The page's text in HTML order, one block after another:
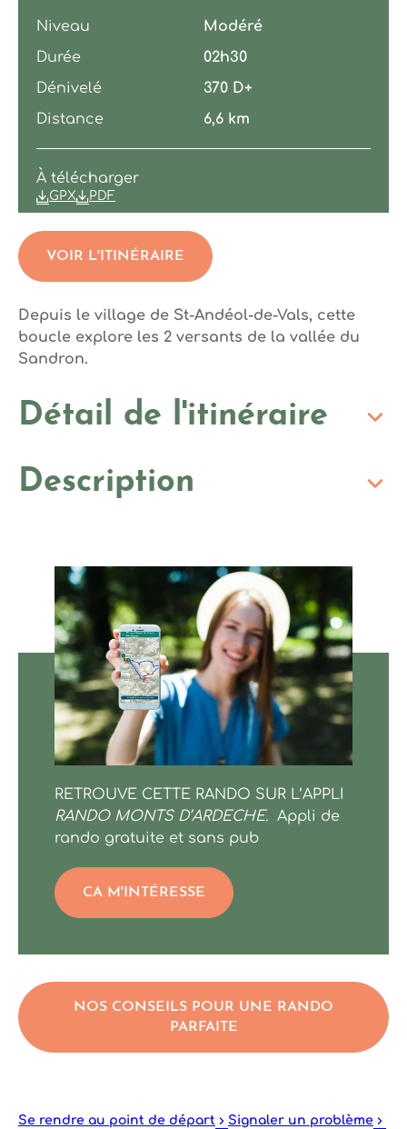
Depuis le village de St-Andéol-de-Vals, cette
boucle explore les 2 versants de la vallée du
Sandron.
Détail de l'itinéraire
Description
RETROUVE CETTE RANDO SUR L’APPLI
RANDO MONTS D’ARDECHE. Appli de
rando gratuite et sans pub
CA M'INTÉRESSE
NOS CONSEILS POUR UNE RANDO
PARFAITE
Niveau
Modéré
Durée
02h30
Dénivelé
370 D+
Distance
6,6 km
À télécharger
GPX PDF
VOIR L'ITINÉRAIRE
Se rendre au point de départ Signaler un problème